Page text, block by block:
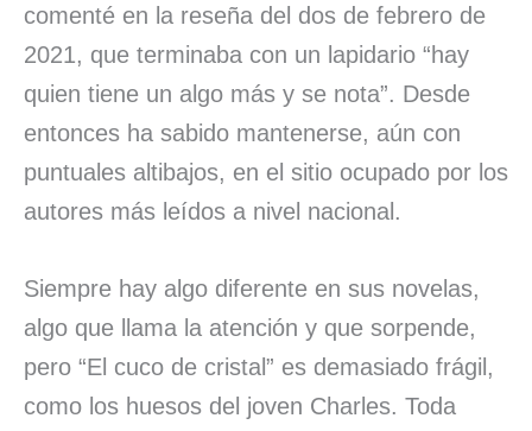
comenté en la reseña del dos de febrero de
2021, que terminaba con un lapidario “hay
quien tiene un algo más y se nota”. Desde
entonces ha sabido mantenerse, aún con
puntuales altibajos, en el sitio ocupado por los
autores más leídos a nivel nacional.
Siempre hay algo diferente en sus novelas,
algo que llama la atención y que sorpende,
pero “El cuco de cristal” es demasiado frágil,
como los huesos del joven Charles. Toda